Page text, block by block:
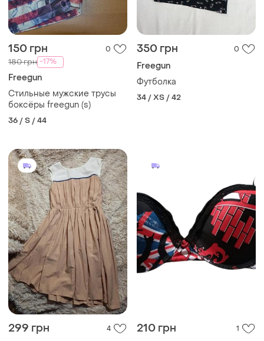
150 грн 0
180 грн -17%
Freegun
Стильные мужские трусы
боксёры freegun (s)
36 / S / 44
350 грн 0
Freegun
Футболка
34 / XS / 42
299 грн 4 210 грн 1